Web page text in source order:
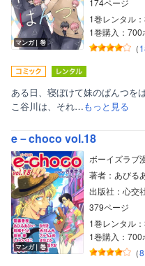
マンガ｜巻
174ページ
1巻レンタル
1巻購入：700
（
ある日、寝ぼけて妹のぱんつを
こ谷川は、それ…もっと見る
e－choco vol.18
マンガ｜巻
ボーイズラブ
著者：あびる
出版社：心交
379ページ
1巻レンタル
1巻購入：700
（8